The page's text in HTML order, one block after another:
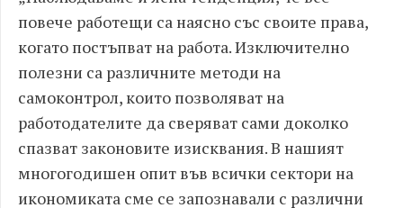
повече работещи са наясно със своите права,
когато постъпват на работа. Изключително
полезни са различните методи на
самоконтрол, които позволяват на
работодателите да сверяват сами доколко
спазват законовите изисквания. В нашият
многогодишен опит във всички сектори на
икономиката сме се запознавали с различни